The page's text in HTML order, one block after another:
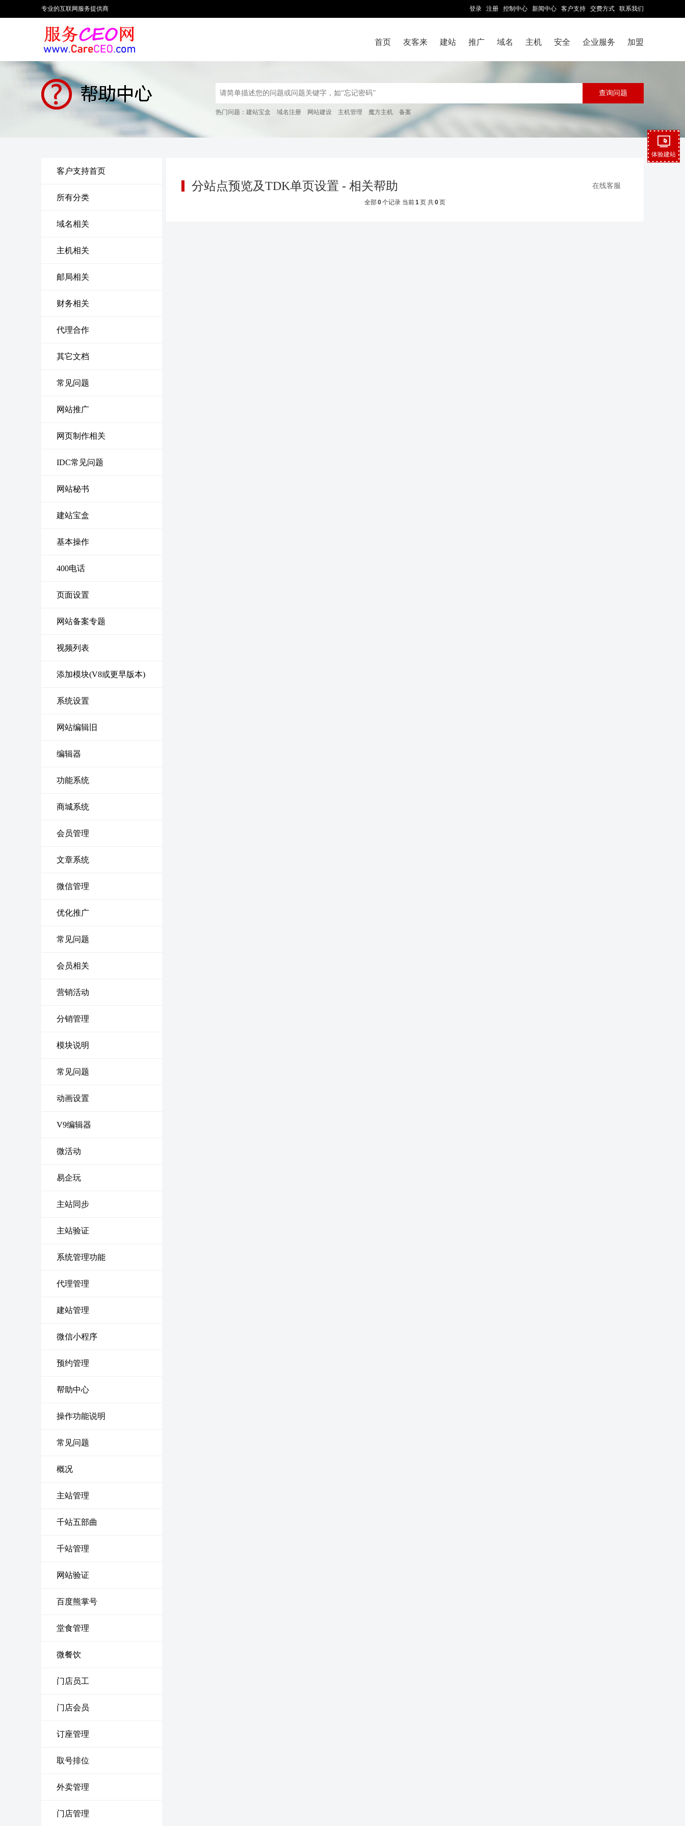
专业的互联网服务提供商 登录 注册 控制中心 新闻中心 客户支持 交费方式 联系我们
首页 友客来 建站 推广 域名 主机 安全 企业服务 加盟
热门问题： 建站宝盒 域名注册 网站建设 主机管理 魔方主机 备案
客户支持首页
所有分类
域名相关
主机相关
邮局相关
财务相关
代理合作
其它文档
常见问题
网站推广
网页制作相关
IDC常见问题
网站秘书
建站宝盒
基本操作
400电话
页面设置
网站备案专题
视频列表
添加模块(V8或更早版本)
系统设置
网站编辑旧
编辑器
功能系统
商城系统
会员管理
文章系统
微信管理
优化推广
常见问题
会员相关
营销活动
分销管理
模块说明
常见问题
动画设置
V9编辑器
微活动
易企玩
主站同步
主站验证
系统管理功能
代理管理
建站管理
微信小程序
预约管理
帮助中心
操作功能说明
常见问题
概况
主站管理
千站五部曲
千站管理
网站验证
百度熊掌号
堂食管理
微餐饮
门店员工
门店会员
订座管理
取号排位
外卖管理
门店管理
分站点预览及TDK单页设置 - 相关帮助 在线客服
全部0个记录 当前1页 共0页
体验建站